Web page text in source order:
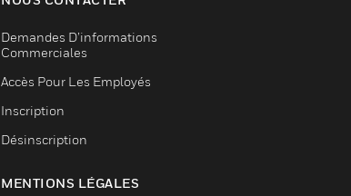
Demandes D’informations
Commerciales
Accès Pour Les Employés
Inscription
Désinscription
MENTIONS LÉGALES